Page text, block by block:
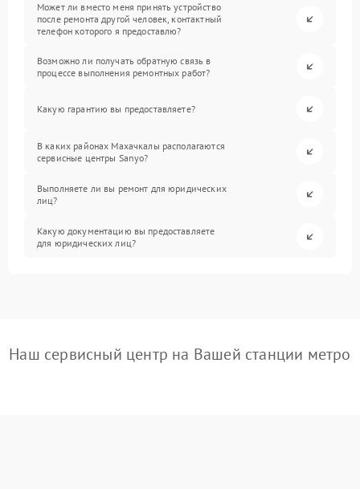
Может ли вместо меня принять устройство
после ремонта другой человек, контактный
телефон которого я предоставлю?
Возможно ли получать обратную связь в
процессе выполнения ремонтных работ?
Какую гарантию вы предоставляете?
В каких районах Махачкалы располагаются
сервисные центры Sanyo?
Выполняете ли вы ремонт для юридических
лиц?
Какую документацию вы предоставляете
для юридических лиц?
Наш сервисный центр на Вашей станции метро